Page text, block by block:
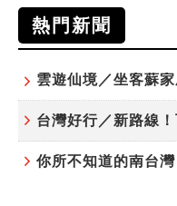
熱門新聞
雲遊仙境／坐客蘇
你所不知道的南台